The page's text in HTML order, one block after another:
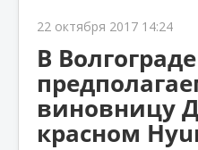
22 октября 2017 14:24
В
виновницу
красном